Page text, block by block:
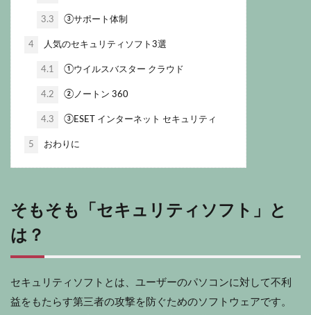
3.3 ③サポート体制
4 人気のセキュリティソフト3選
4.1 ①ウイルスバスター クラウド
4.2 ②ノートン 360
4.3 ③ESET インターネット セキュリティ
5 おわりに
そもそも「セキュリティソフト」と
は？
セキュリティソフトとは、ユーザーのパソコンに対して不利
益をもたらす第三者の攻撃を防ぐためのソフトウェアです。